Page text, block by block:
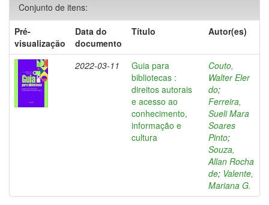
Conjunto de itens:
Pré-
visualização
Data do
documento
Título Autor(es)
2022-03-11
Guia para
bibliotecas :
direitos autorais
e acesso ao
conhecimento,
informação e
cultura
Couto,
Walter Eler
do;
Ferreira,
Sueli Mara
Soares
Pinto;
Souza,
Allan Rocha
de; Valente,
Mariana G.